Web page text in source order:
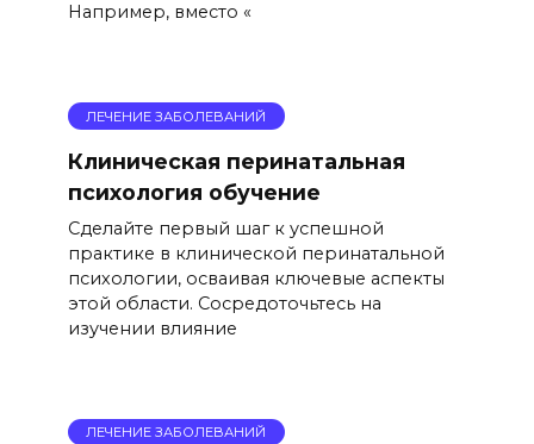
Например, вместо «
ЛЕЧЕНИЕ ЗАБОЛЕВАНИЙ
Клиническая перинатальная
психология обучение
Сделайте первый шаг к успешной
практике в клинической перинатальной
психологии, осваивая ключевые аспекты
этой области. Сосредоточьтесь на
изучении влияние
ЛЕЧЕНИЕ ЗАБОЛЕВАНИЙ